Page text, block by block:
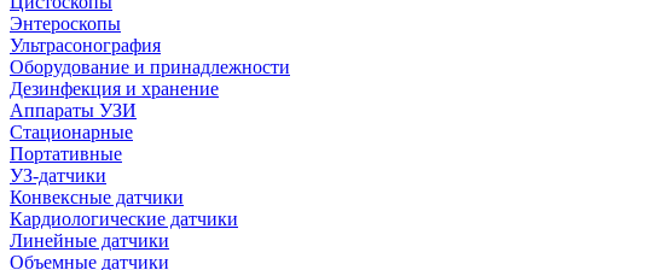
Энтероскопы
Ультрасонография
Оборудование и принадлежности
Дезинфекция и хранение
Аппараты УЗИ
Стационарные
Портативные
УЗ-датчики
Конвексные датчики
Кардиологические датчики
Линейные датчики
Объемные датчики